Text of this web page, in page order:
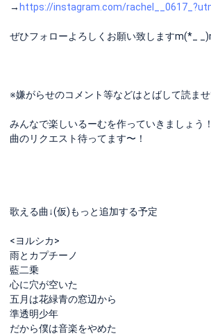
→ https://instagram.com/
ぜひフォローよろしくお願い致しますm(*_
※嫌がらせのコメント等などはとばして読ま
みんなで楽しいるーむを作っていきましょう！
曲のリクエスト待ってます〜！
歌える曲↓(仮)もっと追加する予定
<ヨルシカ>
雨とカプチーノ
藍二乗
心に穴が空いた
五月は花緑青の窓辺から
準透明少年
だから僕は音楽をやめた